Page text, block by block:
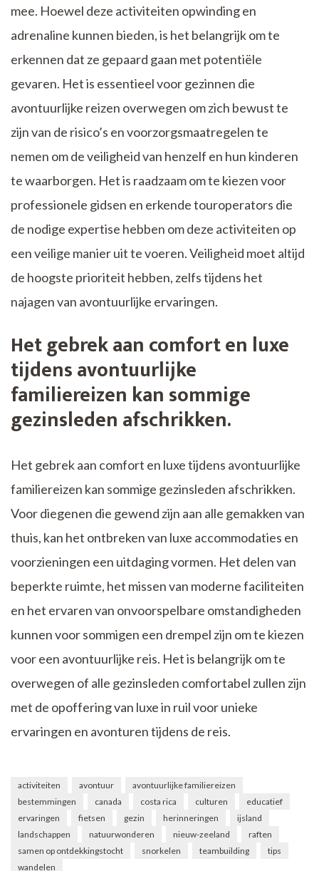
mee. Hoewel deze activiteiten opwinding en
adrenaline kunnen bieden, is het belangrijk om te
erkennen dat ze gepaard gaan met potentiële
gevaren. Het is essentieel voor gezinnen die
avontuurlijke reizen overwegen om zich bewust te
zijn van de risico’s en voorzorgsmaatregelen te
nemen om de veiligheid van henzelf en hun kinderen
te waarborgen. Het is raadzaam om te kiezen voor
professionele gidsen en erkende touroperators die
de nodige expertise hebben om deze activiteiten op
een veilige manier uit te voeren. Veiligheid moet altijd
de hoogste prioriteit hebben, zelfs tijdens het
najagen van avontuurlijke ervaringen.
Het gebrek aan comfort en luxe
tijdens avontuurlijke
familiereizen kan sommige
gezinsleden afschrikken.
Het gebrek aan comfort en luxe tijdens avontuurlijke
familiereizen kan sommige gezinsleden afschrikken.
Voor diegenen die gewend zijn aan alle gemakken van
thuis, kan het ontbreken van luxe accommodaties en
voorzieningen een uitdaging vormen. Het delen van
beperkte ruimte, het missen van moderne faciliteiten
en het ervaren van onvoorspelbare omstandigheden
kunnen voor sommigen een drempel zijn om te kiezen
voor een avontuurlijke reis. Het is belangrijk om te
overwegen of alle gezinsleden comfortabel zullen zijn
met de opoffering van luxe in ruil voor unieke
ervaringen en avonturen tijdens de reis.
activiteiten avontuur
avontuurlijke familiereizen
bestemmingen
canada costa rica culturen
educatief
ervaringen
fietsen gezin herinneringen
ijsland
landschappen
natuurwonderen nieuw-zeeland
raften
samen op ontdekkingstocht
snorkelen teambuilding
tips
wandelen